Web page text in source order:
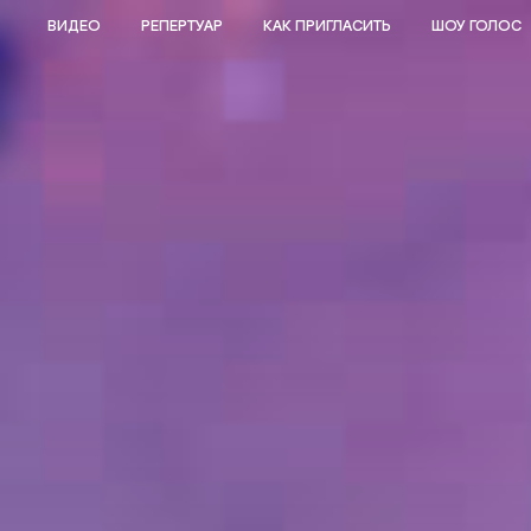
ВИДЕО РЕПЕРТУАР КАК ПРИГЛАСИТЬ ШОУ ГОЛОС